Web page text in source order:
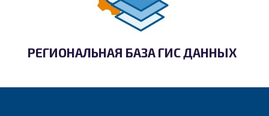
РЕГИОНАЛЬНАЯ БАЗА ГИС ДАННЫХ